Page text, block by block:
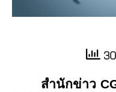
สำนักข่าว